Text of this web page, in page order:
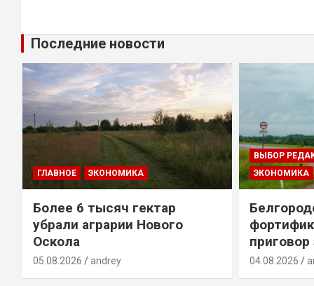
Последние новости
ГЛАВНОЕ ЭКОНОМИКА
Более 6 тысяч гектар
убрали аграрии Нового
Оскола
05.08.2026 andrey
ВЫБОР
ЭКОНОМИКА
04.08.2026